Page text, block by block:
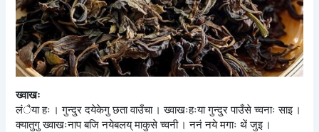
ख्वाखः
लंैया हः । गुन्दु्र दयेकेगु छता वाउँचा । ख्वाखःहःया गुन्दु्र पाउँसे च्वनाः साइ ।
क्यातुगु ख्वाखःनाप बजि नयेबलय् माकुसे च्वनी । ननं नये मगाः थें जुइ ।